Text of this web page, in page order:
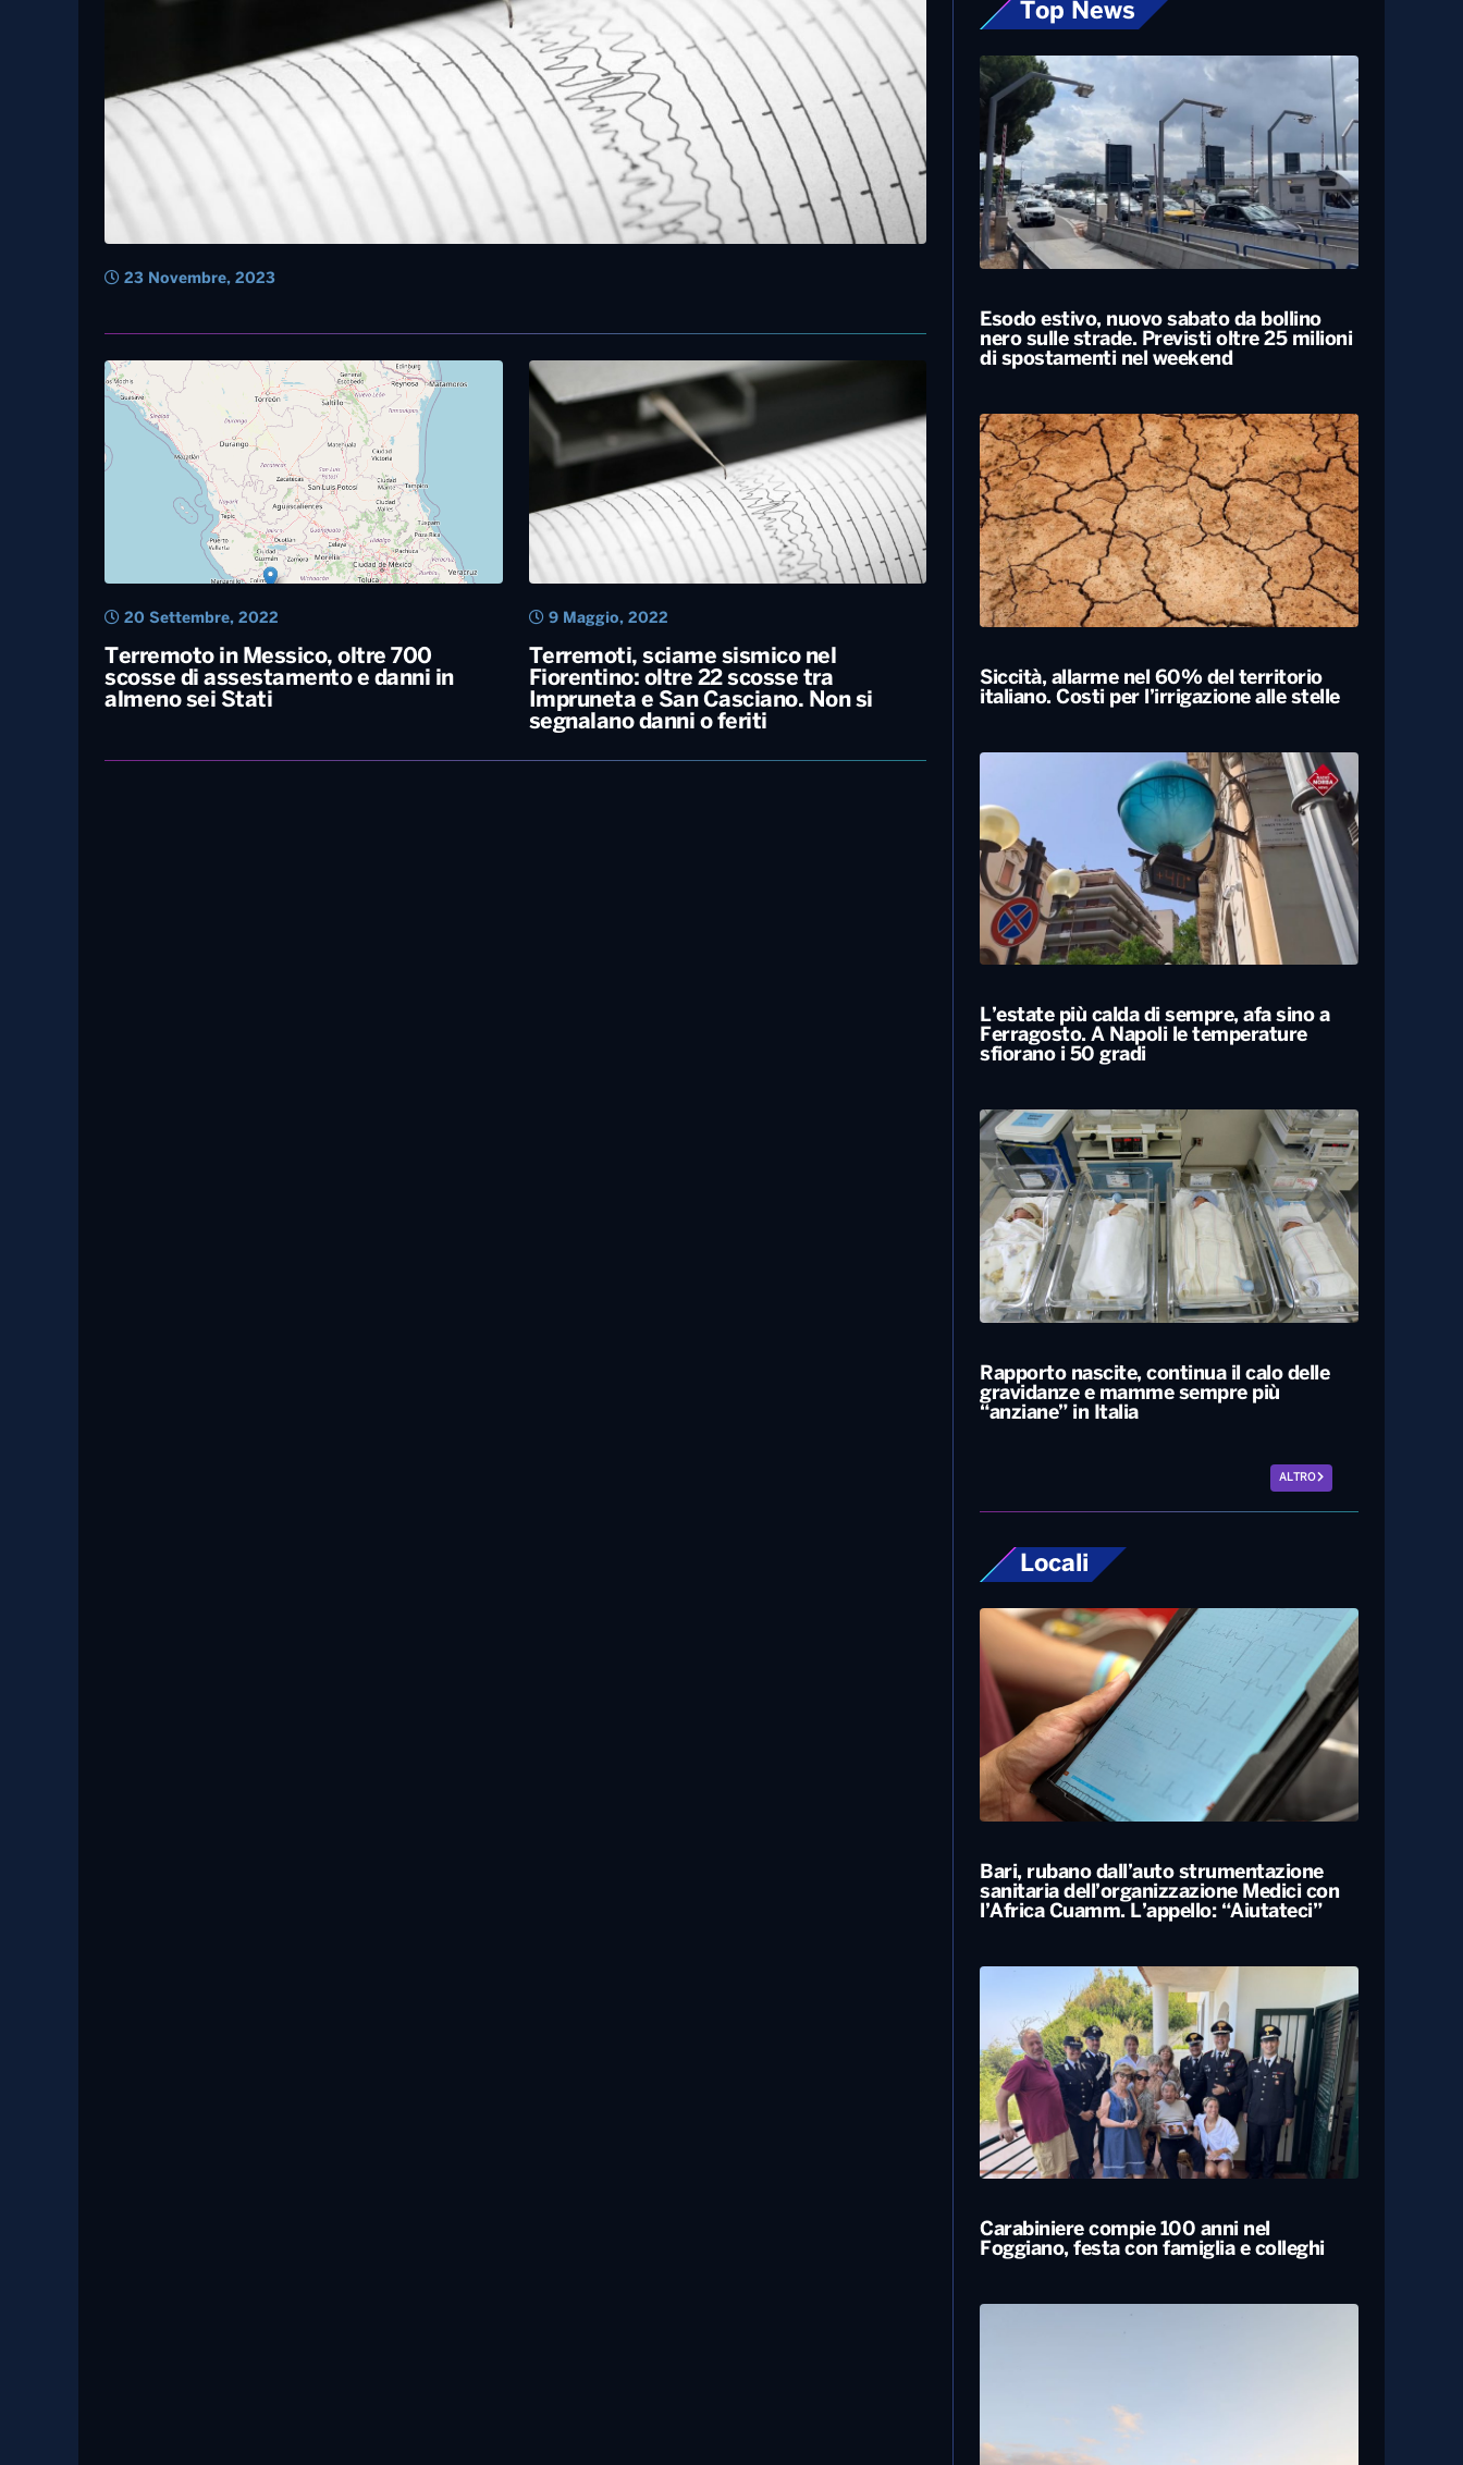
23 Novembre, 2023
Terremoto in Messico, oltre 700
scosse di assestamento e danni in
almeno sei Stati
20 Settembre, 2022
Terremoti, sciame sismico nel
Fiorentino: oltre 22 scosse tra
Impruneta e San Casciano. Non si
segnalano danni o feriti
9 Maggio, 2022
Top News
Esodo estivo, nuovo sabato da bollino
nero sulle strade. Previsti oltre 25 milioni
di spostamenti nel weekend
Siccità, allarme nel 60% del territorio
italiano. Costi per l’irrigazione alle stelle
L’estate più calda di sempre, afa sino a
Ferragosto. A Napoli le temperature
sfiorano i 50 gradi
Rapporto nascite, continua il calo delle
gravidanze e mamme sempre più
“anziane” in Italia
ALTRO
Locali
Bari, rubano dall’auto strumentazione
sanitaria dell’organizzazione Medici con
l’Africa Cuamm. L’appello: “Aiutateci”
Carabiniere compie 100 anni nel
Foggiano, festa con famiglia e colleghi